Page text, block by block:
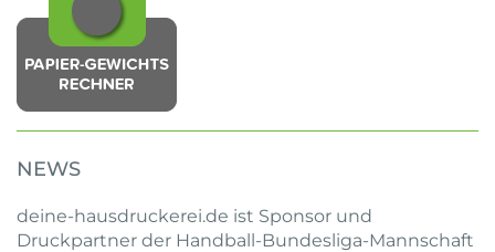
NEWS
deine-hausdruckerei.de ist Sponsor und
Druckpartner der Handball-Bundesliga-Mannschaft